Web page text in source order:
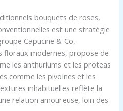
bouquets de roses,
est une stratégie
Capucine & Co,
floraux modernes, propose de
les anthuriums et les proteas
comme les pivoines et les
inhabituelles reflète la
relation amoureuse, loin des